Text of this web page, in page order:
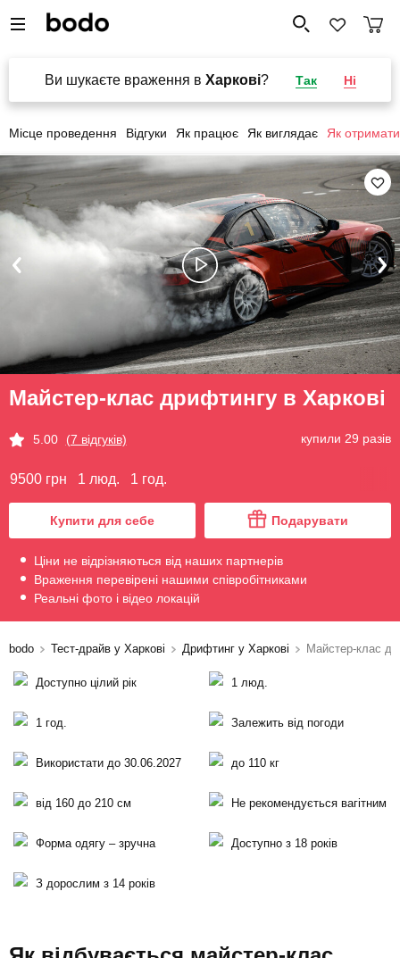
Ви шукаєте враження в Харкові? Так Ні
Місце проведення Відгуки Як працює Як виглядає Як отримати
Майстер-клас дрифтингу в Харкові
5.00 (7 відгуків) купили 29 разів
9500 грн 1 люд. 1 год.
Купити для себе Подарувати
Ціни не відрізняються від наших партнерів
Враження перевірені нашими співробітниками
Реальні фото і відео локацій
bodo Тест-драйв у Харкові Дрифтинг у Харкові Майстер-клас
Доступно цілий рік 1 люд.
1 год. Залежить від погоди
Використати до 30.06.2027 до 110 кг
від 160 до 210 см Не рекомендується вагітним
Форма одягу – зручна Доступно з 18 років
З дорослим з 14 років